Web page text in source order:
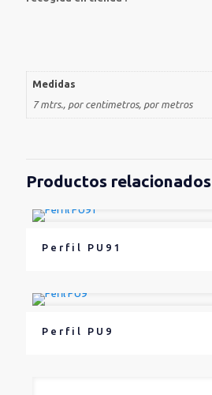
Medidas
7 mtrs., por centimetros, por metros
Productos relacionados
Perfil PU91
Perfil PU9